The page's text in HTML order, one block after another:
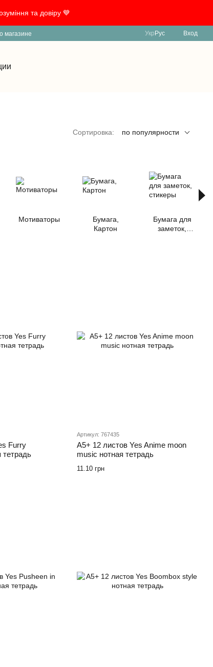
та довіру 💙
магазине Укр Рус Вход
Сортировка: по популярности
Мотиваторы
Бумага,
Картон
Бумага для
заметок,
Furry
тетрадь
Артикул: 767435
А5+ 12 листов Yes Anime moon
music нотная тетрадь
11.10 грн